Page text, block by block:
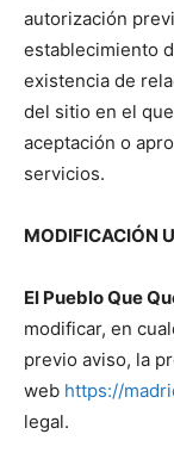
autorización
establecimiento
existencia de
del sitio en el
aceptación o
servicios.
MODIFICACIÓN
El Pueblo Que
modificar, en
previo aviso, la
web https://
legal.